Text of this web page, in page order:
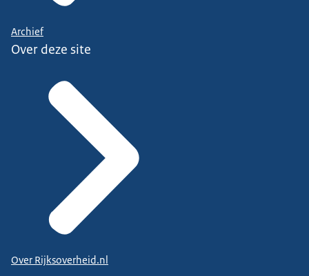
Archief
Over deze site
Over Rijksoverheid.nl